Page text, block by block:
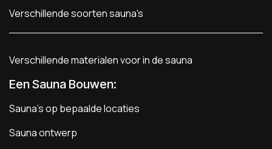
Verschillende soorten sauna's
Verschillende materialen voor in de sauna
Een Sauna Bouwen:
Sauna's op bepaalde locaties
Sauna ontwerp